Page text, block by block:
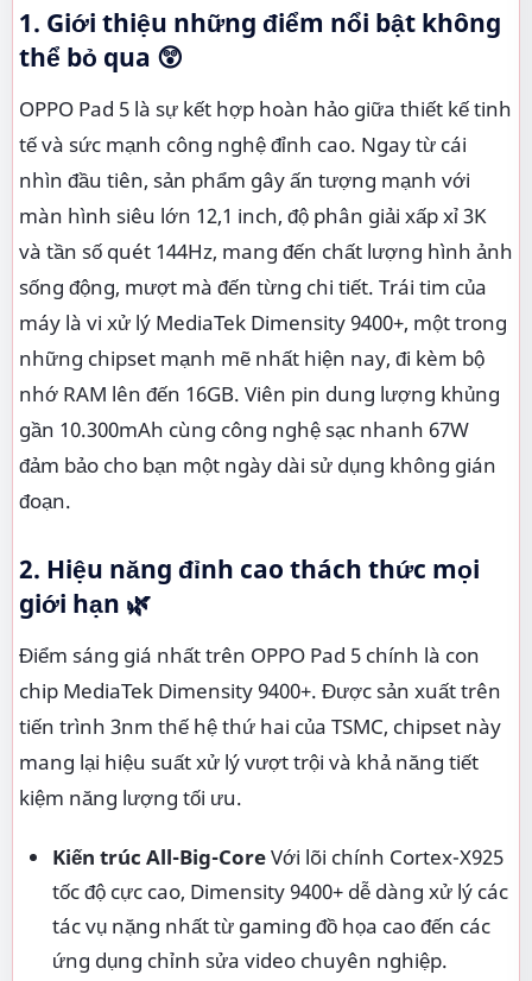
1. Giới thiệu những điểm nổi bật không
thể bỏ qua 😲
OPPO Pad 5 là sự kết hợp hoàn hảo giữa thiết kế tinh
tế và sức mạnh công nghệ đỉnh cao. Ngay từ cái
nhìn đầu tiên, sản phẩm gây ấn tượng mạnh với
màn hình siêu lớn 12,1 inch, độ phân giải xấp xỉ 3K
và tần số quét 144Hz, mang đến chất lượng hình ảnh
sống động, mượt mà đến từng chi tiết. Trái tim của
máy là vi xử lý MediaTek Dimensity 9400+, một trong
những chipset mạnh mẽ nhất hiện nay, đi kèm bộ
nhớ RAM lên đến 16GB. Viên pin dung lượng khủng
gần 10.300mAh cùng công nghệ sạc nhanh 67W
đảm bảo cho bạn một ngày dài sử dụng không gián
đoạn.
2. Hiệu năng đỉnh cao thách thức mọi
giới hạn 🌿
Điểm sáng giá nhất trên OPPO Pad 5 chính là con
chip MediaTek Dimensity 9400+. Được sản xuất trên
tiến trình 3nm thế hệ thứ hai của TSMC, chipset này
mang lại hiệu suất xử lý vượt trội và khả năng tiết
kiệm năng lượng tối ưu.
Kiến trúc All-Big-CoreVới lõi chính Cortex-X925
tốc độ cực cao, Dimensity 9400+ dễ dàng xử lý các
tác vụ nặng nhất từ gaming đồ họa cao đến các
ứng dụng chỉnh sửa video chuyên nghiệp.